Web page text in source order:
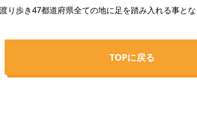
り歩き47都道府県全ての地に足を踏み入れる事とな
TOPに戻る